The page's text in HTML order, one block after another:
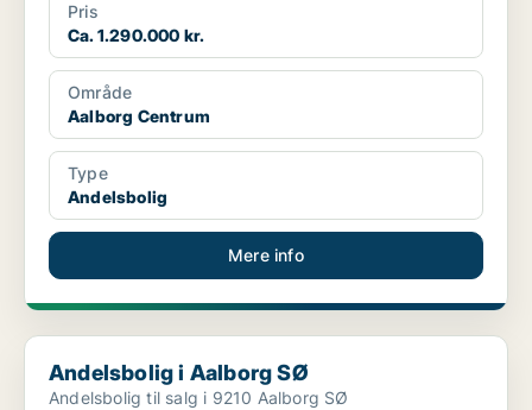
Pris
Ca. 1.290.000 kr.
Område
Aalborg Centrum
Type
Andelsbolig
Mere info
Andelsbolig i Aalborg SØ
Andelsbolig i Aalborg SØ
Andelsbolig til salg i 9210 Aalborg SØ